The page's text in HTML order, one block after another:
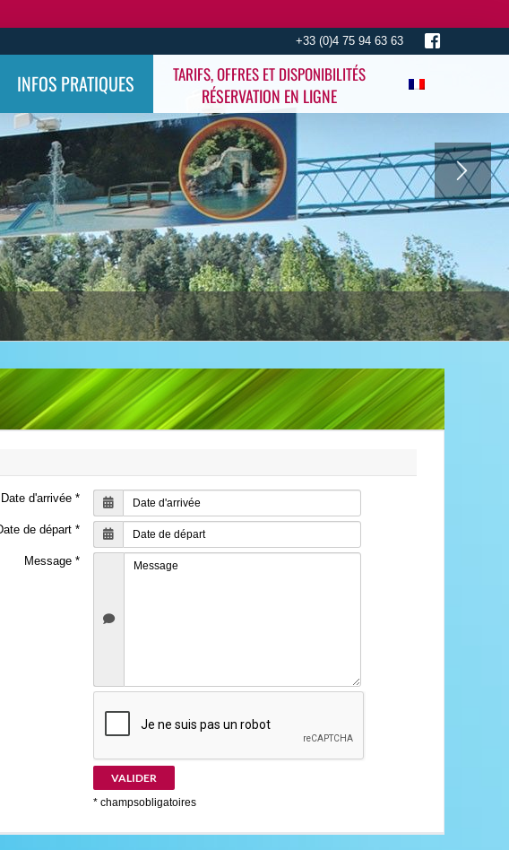
+33 (0)4 75 94 63 63
INFOS PRATIQUES TARIFS, OFFRES ET DISPONIBILITÉS
RÉSERVATION EN LIGNE
Date d'arrivée *
de départ *
Message *
* champsobligatoires